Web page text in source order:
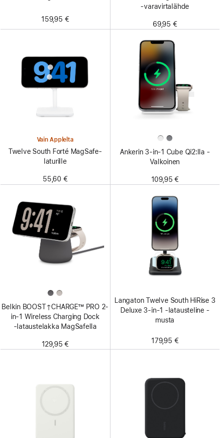
159,95 €
‑varavirtalähde
69,95 €
Vain Applelta
Twelve South Forté MagSafe-
laturille
55,60 €
Ankerin 3-in-1 Cube Qi2:lla -
Valkoinen
109,95 €
Belkin BOOST↑CHARGE™ PRO 2-
in-1 Wireless Charging Dock
‑lataustelakka MagSafella
129,95 €
Langaton Twelve South HiRise 3
Deluxe 3-in-1 ‑latausteline -
musta
179,95 €